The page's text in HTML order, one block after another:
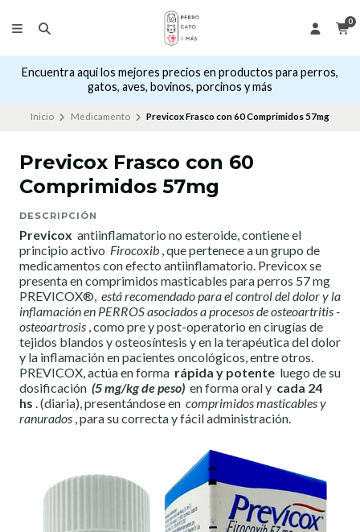
0
Encuentra aquí los mejores precios en productos para perros,
gatos, aves, bovinos, porcinos y más
Inicio Medicamento Previcox Frasco con 60 Comprimidos 57mg
Previcox Frasco con 60
Comprimidos 57mg
DESCRIPCIÓN
Previcox antiinflamatorio no esteroide, contiene el
principio activo Firocoxib , que pertenece a un grupo de
medicamentos con efecto antiinflamatorio. Previcox se
presenta en comprimidos masticables para perros 57 mg
PREVICOX®, está recomendado para el control del dolor y la
inflamación en PERROS asociados a procesos de osteoartritis -
osteoartrosis , como pre y post-operatorio en cirugías de
tejidos blandos y osteosíntesis y en la terapéutica del dolor
y la inflamación en pacientes oncológicos, entre otros.
PREVICOX, actúa en forma rápida y potente luego de su
dosificación (5 mg/kg de peso) en forma oral y cada 24
hs . (diaria), presentándose en comprimidos masticables y
ranurados , para su correcta y fácil administración.